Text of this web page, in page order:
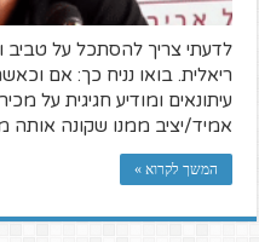
לדעתי צריך להסתכל על
ריאלית. בואו נניח כך: אם
עיתונאים ומודיע חגיגית על
אמיד/יציב ממנו שקונה אותה
המשך לקרוא »